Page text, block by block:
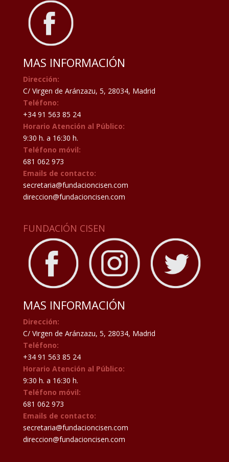
MAS INFORMACIÓN
Dirección:
C/ Virgen de Aránzazu, 5, 28034, Madrid
Teléfono:
+34 91 563 85 24
Horario Atención al Público:
9:30 h. a 16:30 h.
Teléfono móvil:
681 062 973
Emails de contacto:
secretaria@fundacioncisen.com
direccion@fundacioncisen.com
FUNDACIÓN CISEN
MAS INFORMACIÓN
Dirección:
C/ Virgen de Aránzazu, 5, 28034, Madrid
Teléfono:
+34 91 563 85 24
Horario Atención al Público:
9:30 h. a 16:30 h.
Teléfono móvil:
681 062 973
Emails de contacto:
secretaria@fundacioncisen.com
direccion@fundacioncisen.com